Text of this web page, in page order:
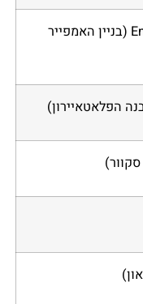
Empire State Building (בניין האמפייר